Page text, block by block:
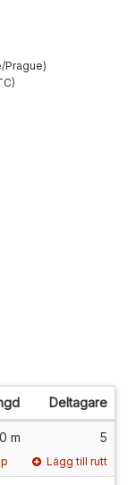
Prague
Deltagare
m 5
Lägg till rutt